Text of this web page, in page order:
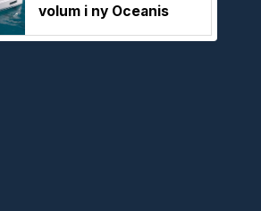
volum i ny Oceanis